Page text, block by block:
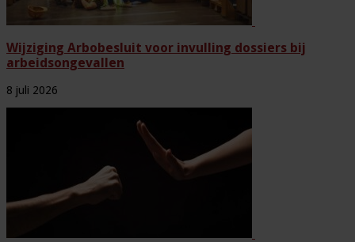
Wijziging Arbobesluit voor invulling dossiers bij
arbeidsongevallen
8 juli 2026